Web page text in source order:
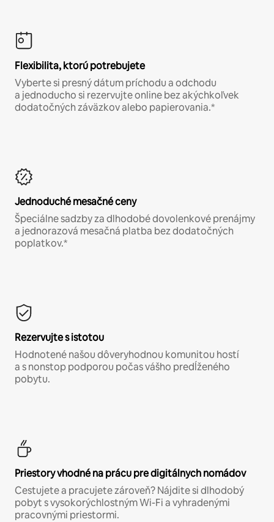
Flexibilita, ktorú potrebujete
Vyberte si presný dátum príchodu a odchodu
a jednoducho si rezervujte online bez akýchkoľvek
dodatočných záväzkov alebo papierovania.*
Jednoduché mesačné ceny
Špeciálne sadzby za dlhodobé dovolenkové prenájmy
a jednorazová mesačná platba bez dodatočných
poplatkov.*
Rezervujte s istotou
Hodnotené našou dôveryhodnou komunitou hostí
a s nonstop podporou počas vášho predĺženého
pobytu.
Priestory vhodné na prácu pre digitálnych nomádov
Cestujete a pracujete zároveň? Nájdite si dlhodobý
pobyt s vysokorýchlostným Wi-Fi a vyhradenými
pracovnými priestormi.